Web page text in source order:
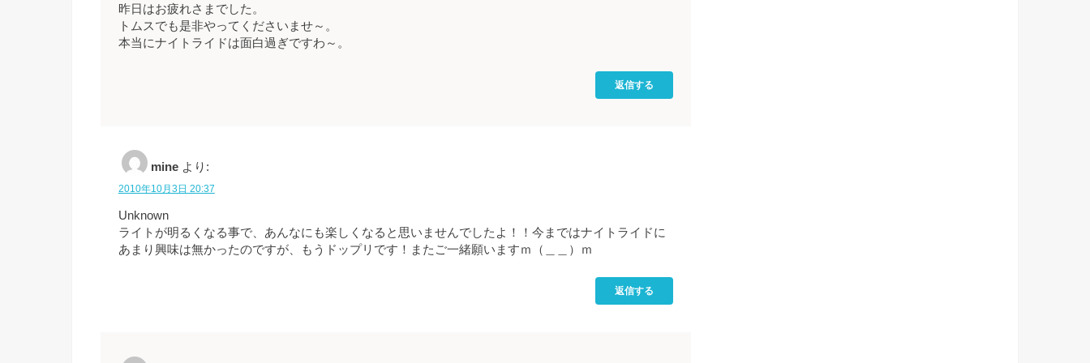
昨日はお疲れさまでした。
トムスでも是非やってくださいませ～。
本当にナイトライドは面白過ぎですわ～。
返信する
mine より:
2010年10月3日 20:37
Unknown
ライトが明るくなる事で、あんなにも楽しくなると思いませんでしたよ！！今まではナイトライドに
あまり興味は無かったのですが、もうドップリです！またご一緒願いますｍ（＿＿）ｍ
返信する